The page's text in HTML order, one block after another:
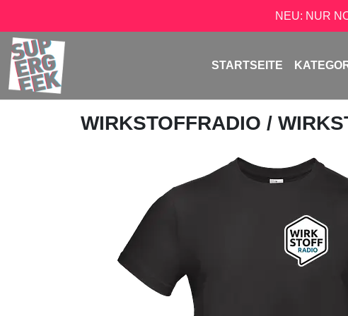
NEU: NUR
STARTSEITE
WIRKSTOFFRADIO /